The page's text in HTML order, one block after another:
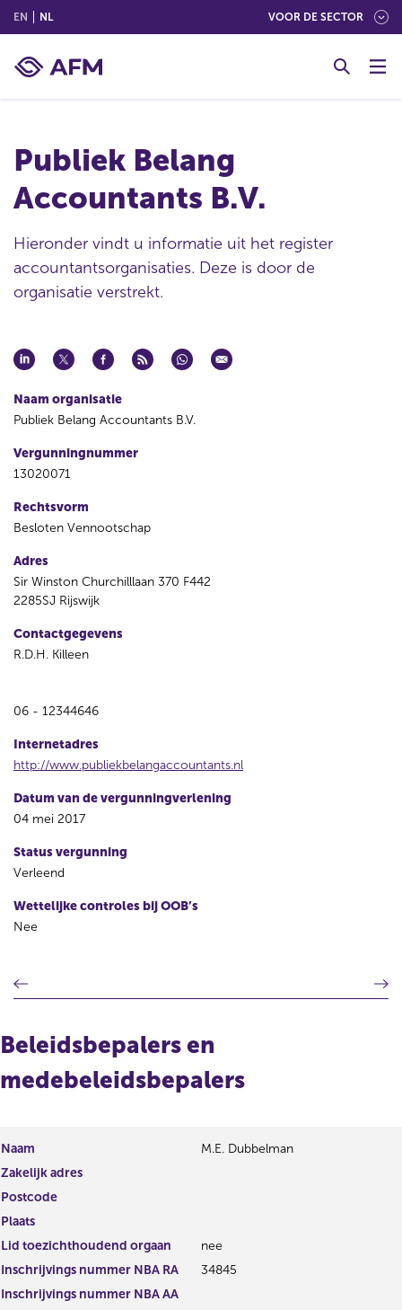
EN (ENGLISH)
NL(NEDERLANDS (NEDERLAND)) VOOR DE SECTOR
Publiek Belang
Accountants B.V.
Hieronder vindt u informatie uit het register
accountantsorganisaties. Deze is door de
organisatie verstrekt.
Naam organisatie
Publiek Belang Accountants B.V.
Vergunningnummer
13020071
Rechtsvorm
Besloten Vennootschap
Adres
Sir Winston Churchilllaan 370 F442
2285SJ Rijswijk
Contactgegevens
R.D.H. Killeen
06 - 12344646
Internetadres
http://www.publiekbelangaccountants.nl
Datum van de vergunningverlening
04 mei 2017
Status vergunning
Verleend
Wettelijke controles bij OOB’s
Nee
o
g
e
r
t
e
r
e
s
u
V
o
Beleidsbepalers en
medebeleidsbepalers
Naam
M.E. Dubbelman
Zakelijk adres
Postcode
Plaats
Lid toezichthoudend orgaan
nee
Inschrijvings nummer NBA RA
34845
Inschrijvings nummer NBA AA